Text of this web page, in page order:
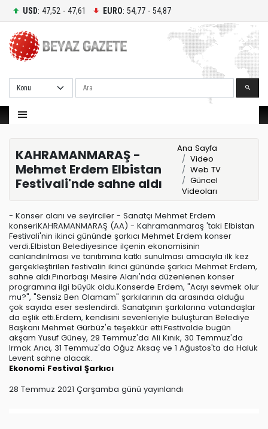
USD: 47,52 - 47,61 EURO: 54,77 - 54,87
Ara
KAHRAMANMARAŞ -
Mehmet Erdem Elbistan
Festivali'nde sahne aldı
Ana Sayfa
Video
Web TV
Güncel
Videoları
- Konser alanı ve seyirciler - Sanatçı Mehmet Erdem
konseriKAHRAMANMARAŞ (AA) - Kahramanmaraş 'taki Elbistan
Festivali'nin ikinci gününde şarkıcı Mehmet Erdem konser
verdi.Elbistan Belediyesince ilçenin ekonomisinin
canlandırılması ve tanıtımına katkı sunulması amacıyla ilk kez
gerçekleştirilen festivalin ikinci gününde şarkıcı Mehmet Erdem,
sahne aldı.Pınarbaşı Mesire Alanı'nda düzenlenen konser
programına ilgi büyük oldu.Konserde Erdem, "Acıyı sevmek olur
mu?", "Sensiz Ben Olamam" şarkılarının da arasında olduğu
çok sayıda eser seslendirdi. Sanatçının şarkılarına vatandaşlar
da eşlik etti.Erdem, kendisini sevenleriyle buluşturan Belediye
Başkanı Mehmet Gürbüz'e teşekkür etti.Festivalde bugün
akşam Yusuf Güney, 29 Temmuz'da Ali Kınık, 30 Temmuz'da
Irmak Arıcı, 31 Temmuz'da Oğuz Aksaç ve 1 Ağustos'ta da Haluk
Levent sahne alacak.
Ekonomi Festival Şarkıcı
28 Temmuz 2021 Çarşamba günü yayınlandı